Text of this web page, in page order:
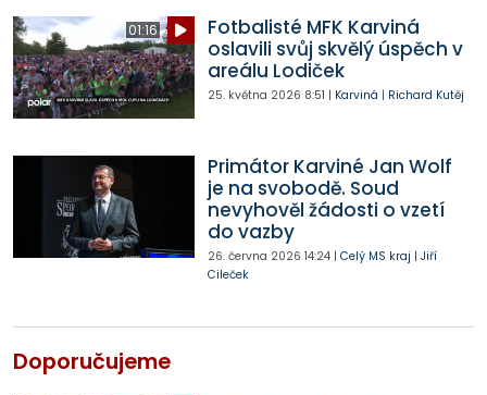
01:16
Fotbalisté MFK Karviná
oslavili svůj skvělý úspěch v
areálu Lodiček
25. května 2026 8:51 | Karviná | Richard Kutěj
Primátor Karviné Jan Wolf
je na svobodě. Soud
nevyhověl žádosti o vzetí
do vazby
26. června 2026 14:24| Celý MS kraj | Jiří
Cileček
Doporučujeme